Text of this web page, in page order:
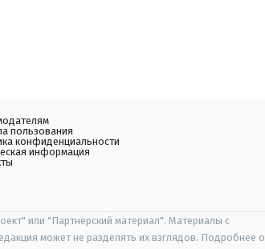
пользования
конфиденциальности
информация
или "Партнерский материал". Материалы с
может не разделять их взглядов. Подробнее о